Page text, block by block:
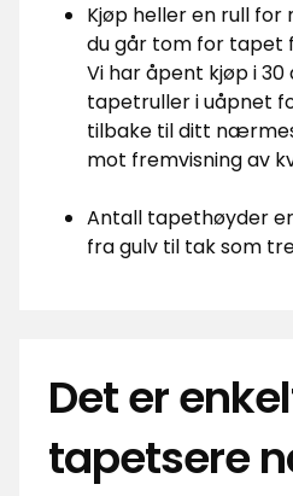
Kjøp heller en rull for
du går tom for tapet
Vi har åpent kjøp i
tapetruller i uåpnet
tilbake til ditt
mot fremvisning av
Antall tapethøyder
fra gulv til tak som
Det er
tapetsere